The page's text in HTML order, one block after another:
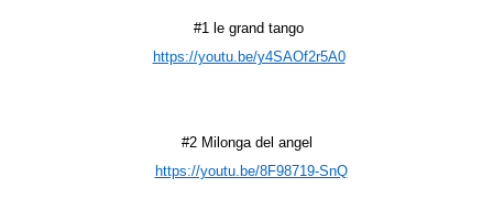
#1 le grand tango
https://youtu.be/y4SAOf2r5A0
#2 Milonga del angel
https://youtu.be/8F98719-SnQ